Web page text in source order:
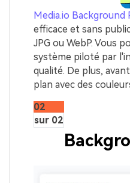
Media.io Background
efficace et sans
JPG ou WebP. Vous
système piloté par
qualité. De plus,
plan avec des
02
sur 02